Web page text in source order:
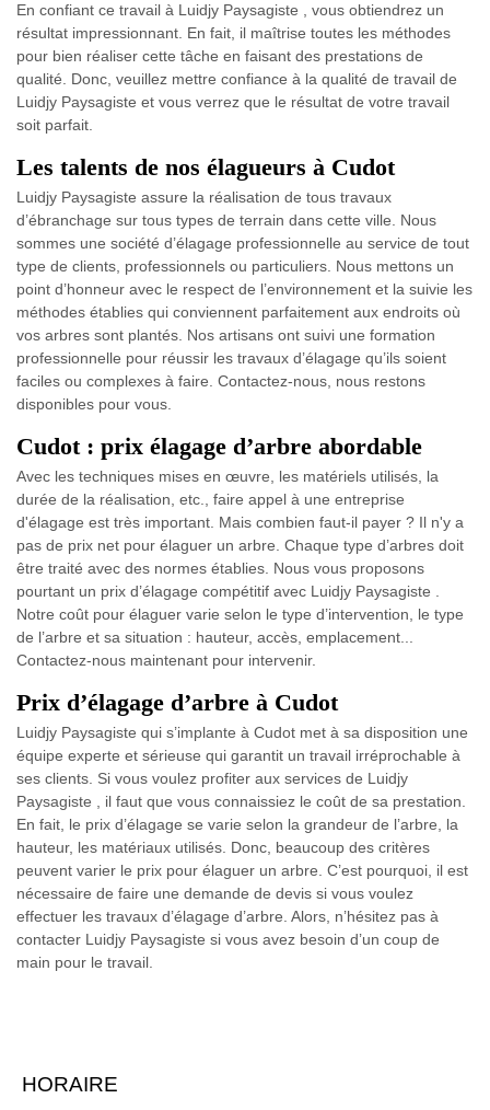
En confiant ce travail à Luidjy Paysagiste , vous obtiendrez un
résultat impressionnant. En fait, il maîtrise toutes les méthodes
pour bien réaliser cette tâche en faisant des prestations de
qualité. Donc, veuillez mettre confiance à la qualité de travail de
Luidjy Paysagiste et vous verrez que le résultat de votre travail
soit parfait.
Les talents de nos élagueurs à Cudot
Luidjy Paysagiste assure la réalisation de tous travaux
d’ébranchage sur tous types de terrain dans cette ville. Nous
sommes une société d’élagage professionnelle au service de tout
type de clients, professionnels ou particuliers. Nous mettons un
point d’honneur avec le respect de l’environnement et la suivie les
méthodes établies qui conviennent parfaitement aux endroits où
vos arbres sont plantés. Nos artisans ont suivi une formation
professionnelle pour réussir les travaux d’élagage qu’ils soient
faciles ou complexes à faire. Contactez-nous, nous restons
disponibles pour vous.
Cudot : prix élagage d’arbre abordable
Avec les techniques mises en œuvre, les matériels utilisés, la
durée de la réalisation, etc., faire appel à une entreprise
d'élagage est très important. Mais combien faut-il payer ? Il n'y a
pas de prix net pour élaguer un arbre. Chaque type d’arbres doit
être traité avec des normes établies. Nous vous proposons
pourtant un prix d’élagage compétitif avec Luidjy Paysagiste .
Notre coût pour élaguer varie selon le type d’intervention, le type
de l’arbre et sa situation : hauteur, accès, emplacement...
Contactez-nous maintenant pour intervenir.
Prix d’élagage d’arbre à Cudot
Luidjy Paysagiste qui s’implante à Cudot met à sa disposition une
équipe experte et sérieuse qui garantit un travail irréprochable à
ses clients. Si vous voulez profiter aux services de Luidjy
Paysagiste , il faut que vous connaissiez le coût de sa prestation.
En fait, le prix d’élagage se varie selon la grandeur de l’arbre, la
hauteur, les matériaux utilisés. Donc, beaucoup des critères
peuvent varier le prix pour élaguer un arbre. C’est pourquoi, il est
nécessaire de faire une demande de devis si vous voulez
effectuer les travaux d’élagage d’arbre. Alors, n’hésitez pas à
contacter Luidjy Paysagiste si vous avez besoin d’un coup de
main pour le travail.
HORAIRE